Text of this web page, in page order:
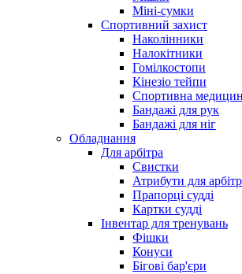
Міні-сумки
Спортивний захист
Наколінники
Налокітники
Гомілкостопи
Кінезіо тейпи
Спортивна
Бандажі для рук
Бандажі для ніг
Обладнання
Для арбітра
Свистки
Атрибути для
Прапорці судді
Картки судді
Інвентар для тренувань
Фішки
Конуси
Бігові бар'єри